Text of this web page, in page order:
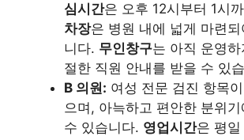
심시간은 오후 12시부터 1시
차장은 병원 내에 넓게 마련
니다. 무인창구는 아직 운영
절한 직원 안내를 받을 수 있
B 의원: 여성 전문 검진 항목
으며, 아늑하고 편안한 분위
수 있습니다. 영업시간은 평